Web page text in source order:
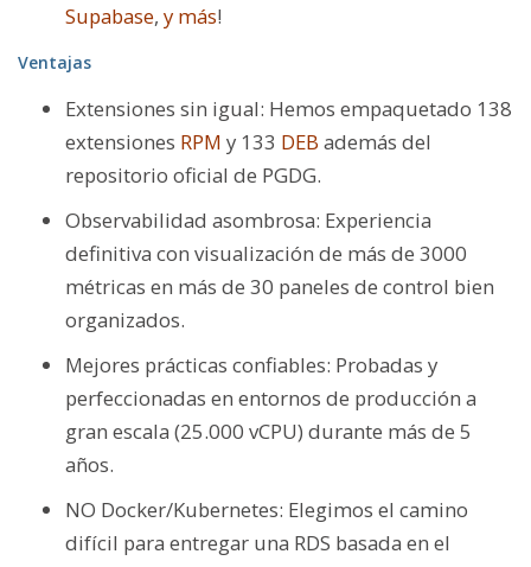
Supabase, y más!
Ventajas
Extensiones sin igual: Hemos empaquetado 138
extensiones RPM y 133 DEB además del
repositorio oficial de PGDG.
Observabilidad asombrosa: Experiencia
definitiva con visualización de más de 3000
métricas en más de 30 paneles de control bien
organizados.
Mejores prácticas confiables: Probadas y
perfeccionadas en entornos de producción a
gran escala (25.000 vCPU) durante más de 5
años.
NO Docker/Kubernetes: Elegimos el camino
difícil para entregar una RDS basada en el